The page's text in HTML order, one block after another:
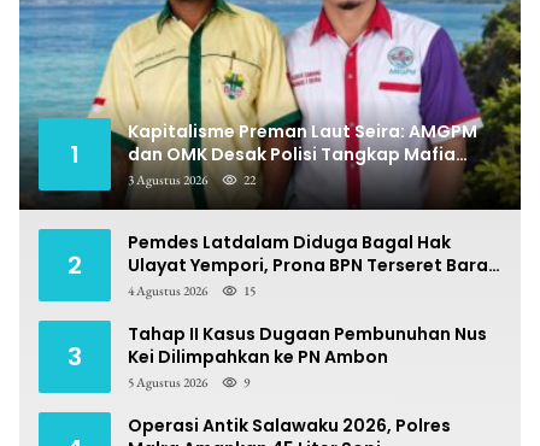
1
Kapitalisme Preman Laut Seira: AMGPM
dan OMK Desak Polisi Tangkap Mafia
Pungli
3 Agustus 2026 22
2
Pemdes Latdalam Diduga Bagal Hak
Ulayat Yempori, Prona BPN Terseret Bara
Sengketa
4 Agustus 2026 15
3
Tahap II Kasus Dugaan Pembunuhan Nus
Kei Dilimpahkan ke PN Ambon
5 Agustus 2026 9
Operasi Antik Salawaku 2026, Polres